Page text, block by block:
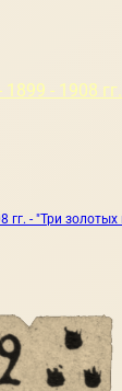
гг. - "Три